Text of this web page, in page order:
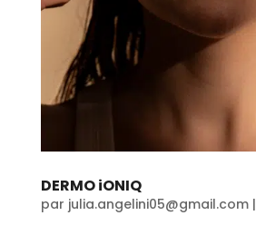
DERMO iONIQ
par julia.angelini05@gmail.com|